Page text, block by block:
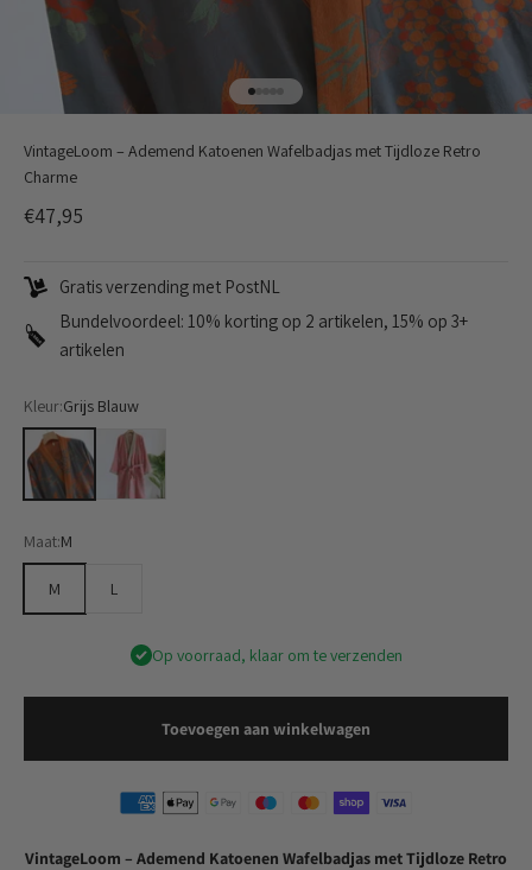
Naar artikel 1
Naar artikel 2
Naar artikel 3
Naar artikel 4
Naar artikel 5
VintageLoom – Ademend Katoenen Wafelbadjas met Tijdloze Retro
Charme
Aanbiedingsprijs
€47,95
Gratis verzending met PostNL
Bundelvoordeel: 10% korting op 2 artikelen, 15% op 3+
artikelen
Kleur:Grijs Blauw
Grijs Blauw
Roze
Maat:M
M L
Op voorraad, klaar om te verzenden
Toevoegen aan winkelwagen
VintageLoom – Ademend Katoenen Wafelbadjas met Tijdloze Retro